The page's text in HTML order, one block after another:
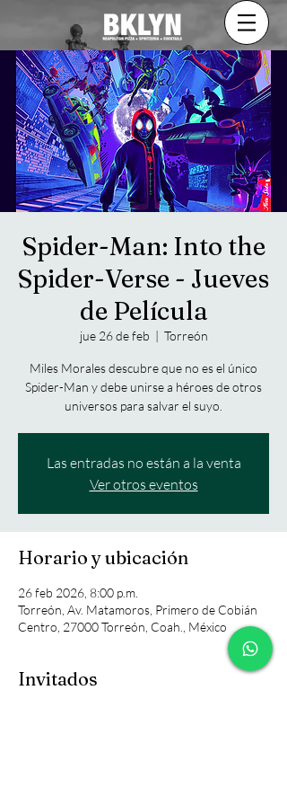
Spider-Man: Into the
Spider-Verse - Jueves
de Película
jue 26 de feb
  |
Torreón
Miles Morales descubre que no es el único
Spider-Man y debe unirse a héroes de otros
universos para salvar el suyo.
Las entradas no están a la venta
Ver otros eventos
Horario y ubicación
26 feb 2026, 8:00 p.m.
Torreón, Av. Matamoros, Primero de Cobián
Centro, 27000 Torreón, Coah., México
Invitados